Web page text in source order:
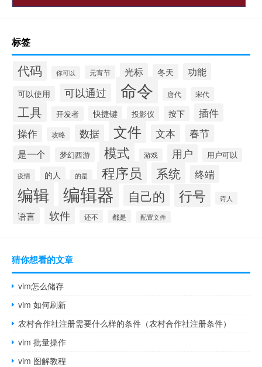
标签
代码 你可以 元宵节 光标 冬天 功能
可以使用 可以通过 命令 唐代 宋代
工具 开发者 快捷键 投影仪 按下 插件
操作 攻略 数据 文件 文本 春节
是一个 梦幻西游 模式 游戏 用户 用户可以
疫情 的人 的是 程序员 系统 终端
编辑 编辑器 自己的 行号 诗人
语言 软件 还不 都是 配置文件
猜你想看的文章
vim怎么储存
vim 如何刷新
农村合作社注册需要什么样的条件（农村合作社注册条件）
vim 批量操作
vim 图解教程